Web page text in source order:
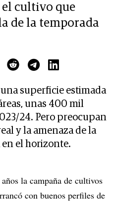
cultivo que
de la temporada
superficie estimada
unas 400 mil
24. Pero preocupan
y la amenaza de la
el horizonte.
la campaña de cultivos
con buenos perfiles de